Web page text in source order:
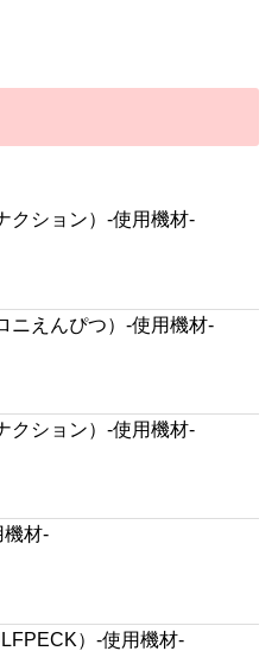
クション）-使用機材-
ニえんぴつ）-使用機材-
クション）-使用機材-
機材-
）-使用機材-